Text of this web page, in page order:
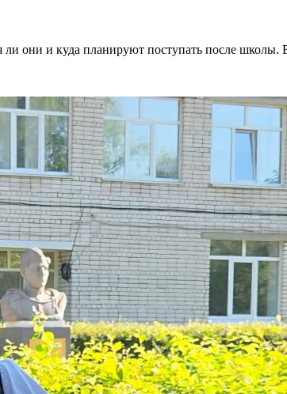
они и куда планируют поступать после школы.